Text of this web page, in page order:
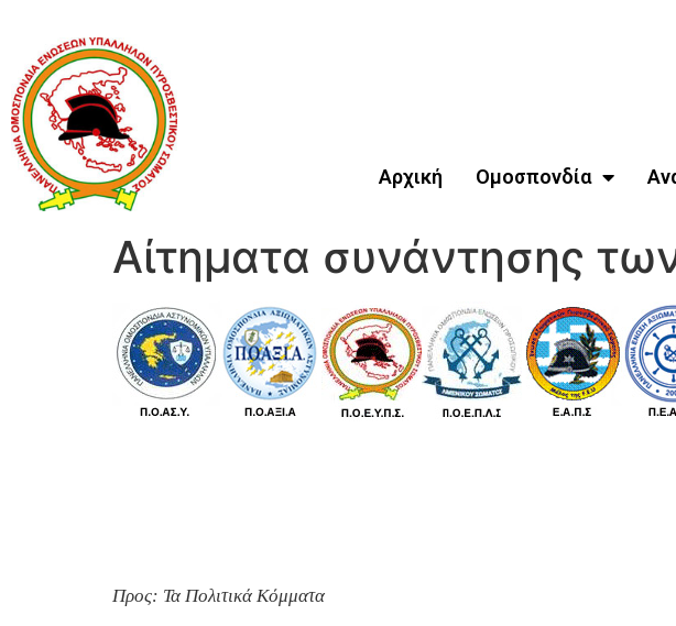
Αρχική Ομοσπονδία
Αίτηματα συνάντησης
Προς: Τα Πολιτικά Κόμματα